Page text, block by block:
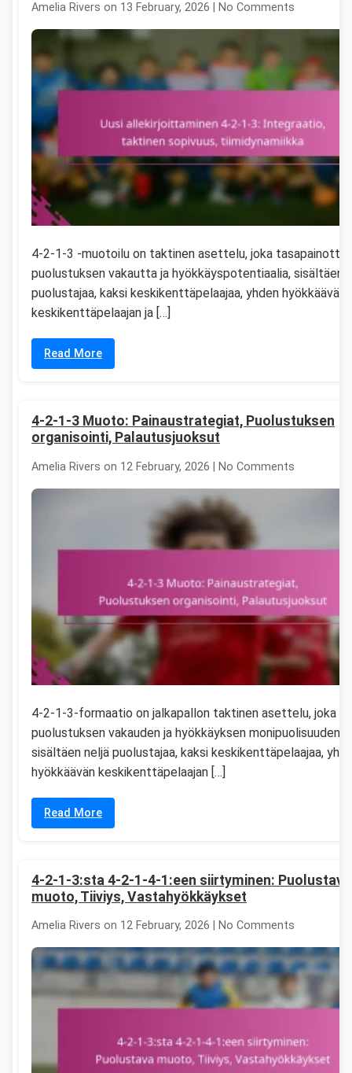
Amelia Rivers on 13 February, 2026 | No Comments
4-2-1-3 -muotoilu on taktinen asettelu, joka tasapainottaa
puolustuksen vakautta ja hyökkäyspotentiaalia, sisältäen
puolustajaa, kaksi keskikenttäpelaajaa, yhden hyökkäävän
keskikenttäpelaajan ja […]
Read More
4-2-1-3 Muoto: Painaustrategiat, Puolustuksen
organisointi, Palautusjuoksut
Amelia Rivers on 12 February, 2026 | No Comments
4-2-1-3-formaatio on jalkapallon taktinen asettelu, joka
puolustuksen vakauden ja hyökkäyksen monipuolisuuden,
sisältäen neljä puolustajaa, kaksi keskikenttäpelaajaa,
hyökkäävän keskikenttäpelaajan […]
Read More
4-2-1-3:sta 4-2-1-4-1:een siirtyminen: Puolustava
muoto, Tiiviys, Vastahyökkäykset
Amelia Rivers on 12 February, 2026 | No Comments